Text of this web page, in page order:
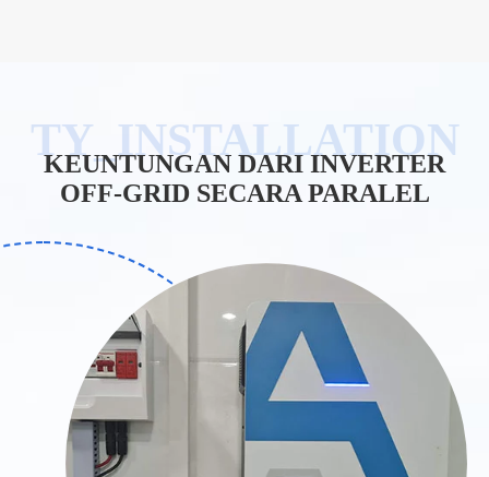
KEUNTUNGAN DARI INVERTER
OFF-GRID SECARA PARALEL